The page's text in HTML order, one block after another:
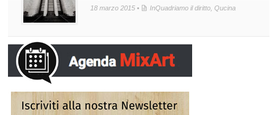
18 marzo 2015 • InQuadriamo il diritto, Qucina